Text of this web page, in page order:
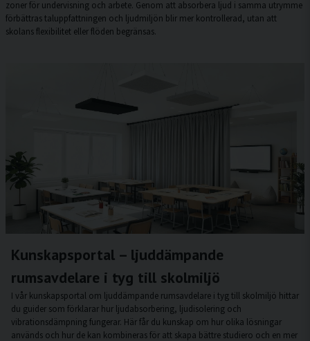
zoner för undervisning och arbete. Genom att absorbera ljud i samma utrymme
förbättras taluppfattningen och ljudmiljön blir mer kontrollerad, utan att
skolans flexibilitet eller flöden begränsas.
Kunskapsportal – ljuddämpande
rumsavdelare i tyg till skolmiljö
I vår kunskapsportal om ljuddämpande rumsavdelare i tyg till skolmiljö hittar
du guider som förklarar hur ljudabsorbering, ljudisolering och
vibrationsdämpning fungerar. Här får du kunskap om hur olika lösningar
används och hur de kan kombineras för att skapa bättre studiero och en mer